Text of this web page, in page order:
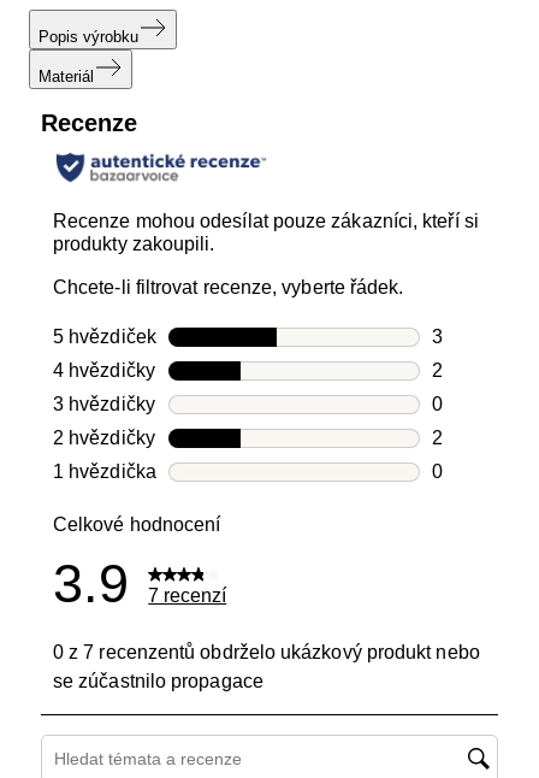
Popis výrobku
Materiál
Recenze
Recenze mohou odesílat pouze zákazníci, kteří si
produkty zakoupili.
Chcete-li filtrovat recenze, vyberte řádek.
5 hvězdičekhvězdičky
3
Počet
4 hvězdičkyhvězdičky
2
Počet
3 hvězdičkyhvězdičky
0
Počet
2 hvězdičkyhvězdičky
2
Počet
1 hvězdičkahvězdičky
0
Celkové hodnocení
3.9 7 recenzí
0 z 7 recenzentů obdrželo ukázkový produkt nebo
se zúčastnilo propagace
Hledání témat a recenzí – oblast vyhledávání